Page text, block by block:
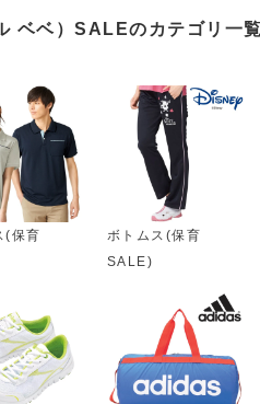
ベベ）SALEのカテゴリ一
(保育
ボトムス(保育
SALE)